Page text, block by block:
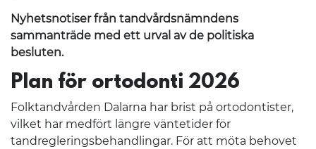
Nyhetsnotiser från tandvårdsnämndens
sammanträde med ett urval av de politiska
besluten.
Plan för ortodonti 2026
Folktandvården Dalarna har brist på ortodontister,
vilket har medfört längre väntetider för
tandregleringsbehandlingar. För att möta behovet